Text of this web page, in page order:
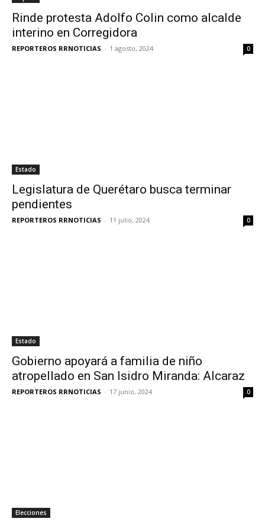
Rinde protesta Adolfo Colin como alcalde
interino en Corregidora
REPORTEROS RRNOTICIAS - 1 agosto, 2024 0
Estado
Legislatura de Querétaro busca terminar
pendientes
REPORTEROS RRNOTICIAS - 11 julio, 2024 0
Estado
Gobierno apoyará a familia de niño
atropellado en San Isidro Miranda: Alcaraz
REPORTEROS RRNOTICIAS - 17 junio, 2024 0
Elecciones